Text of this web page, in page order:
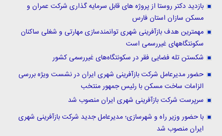
بازدید دکتر روستا از پروژه های قابل سرمایه گذاری شرکت عمران و
مسکن سازان استان فارس
مهمترین هدف بازآفرینی شهری توانمندسازی مهارتی و شغلی ساکنان
سکونتگاههای غیررسمی است
شکستن تله فضایی فقر در سکونتگاه‌های غیررسمی كشور
حضور مدیرعامل شرکت بازآفرینی شهری ایران در نشست ویژه بررسی
الزامات ساخت مسکن با رئیس جمهور منتخب
سرپرست شرکت بازآفرینی شهری ایران منصوب شد
با حضور وزیر راه و شهرسازی؛ مدیرعامل جدید شرکت بازآفرینی شهری
ایران منصوب شد